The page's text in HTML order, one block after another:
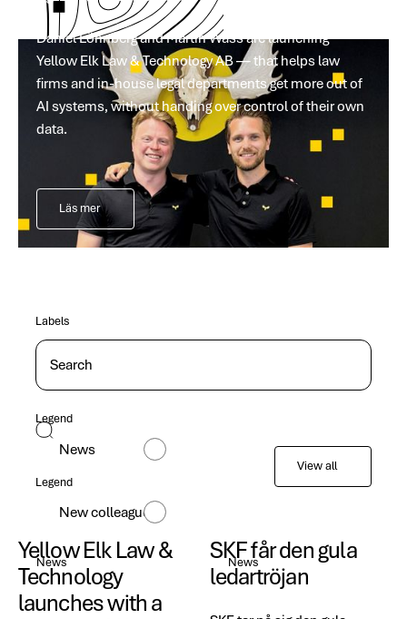
Daniel Lönnberg and Martin Wass are launching
Yellow Elk Law & Technology AB — that helps law
firms and in-house legal departments get more out of
AI systems, without handing over control of their own
data.
Läs mer
Labels
Legend
News
Legend
New colleagues
View all
News
Yellow Elk Law &
Technology
launches with a
News
SKF får den gula
ledartröjan